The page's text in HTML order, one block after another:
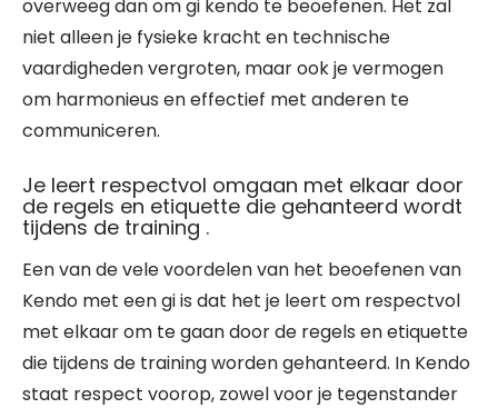
overweeg dan om gi kendo te beoefenen. Het zal
niet alleen je fysieke kracht en technische
vaardigheden vergroten, maar ook je vermogen
om harmonieus en effectief met anderen te
communiceren.
Je leert respectvol omgaan met elkaar door
de regels en etiquette die gehanteerd wordt
tijdens de training .
Een van de vele voordelen van het beoefenen van
Kendo met een gi is dat het je leert om respectvol
met elkaar om te gaan door de regels en etiquette
die tijdens de training worden gehanteerd. In Kendo
staat respect voorop, zowel voor je tegenstander